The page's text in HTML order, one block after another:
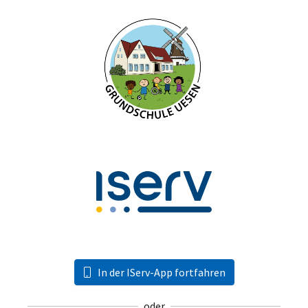
In der IServ-App fortfahren